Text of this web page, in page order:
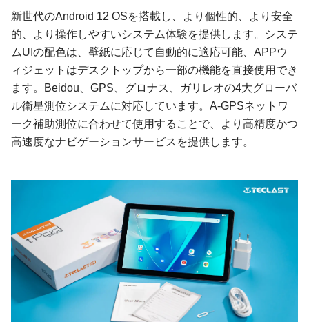
新世代のAndroid 12 OSを搭載し、より個性的、より安全
的、より操作しやすいシステム体験を提供します。システ
ムUIの配色は、壁紙に応じて自動的に適応可能、APPウ
ィジェットはデスクトップから一部の機能を直接使用でき
ます。Beidou、GPS、グロナス、ガリレオの4大グローバ
ル衛星測位システムに対応しています。A-GPSネットワ
ーク補助測位に合わせて使用することで、より高精度かつ
高速度なナビゲーションサービスを提供します。